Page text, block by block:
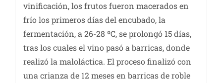
vinificación, los frutos fueron macerados en
frío los primeros días del encubado, la
fermentación, a 26-28 ºC, se prolongó 15 días,
tras los cuales el vino pasó a barricas, donde
realizó la maloláctica. El proceso finalizó con
una crianza de 12 meses en barricas de roble